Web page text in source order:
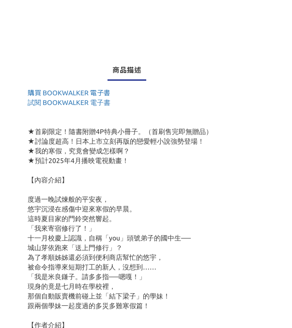
商品描述
購買 BOOKWALKER 電子書
試閱 BOOKWALKER 電子書
★首刷限定！隨書附贈4P特典小冊子。（首刷售完即無贈品）
★討論度超高！日本上市立刻再版的戀愛輕小說強勢登場！
★我的寒假，究竟會變成怎樣啊？
★預計2025年4月播映電視動畫！
【內容介紹】
度過一晚試煉般的平安夜，
悠宇沉浸在感傷中迎來寒假的早晨。
這時夏目家的門鈴突然響起。
「我來寄宿修行了！」
十一月校慶上認識，自稱「you」頭號弟子的國中生──
城山芽依跑來「送上門修行」？
為了孝順姊姊還必須到便利商店幫忙的悠宇，
被命令指導來短期打工的新人，沒想到……
「我是米良鎌子。請多多指──嗯嘎！」
現身的竟是七月時在學校裡，
那個自動販賣機前碰上並「結下梁子」的學妹！
跟兩個學妹一起度過的多災多難寒假篇！
【作者介紹】